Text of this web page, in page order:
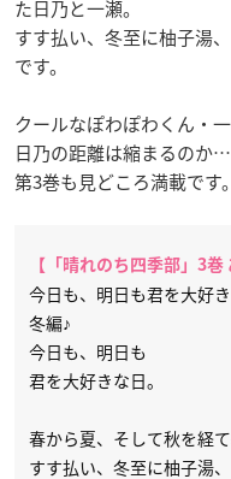
た日乃と一瀬。
すす払い、冬至に柚子湯
です。
クールなぽわぽわくん・
日乃の距離は縮まるのか
第3巻も見どころ満載です。
【「晴れのち四季部」3巻
今日も、明日も君を大好
冬編♪
今日も、明日も
君を大好きな日。
春から夏、そして秋を経
すす払い、冬至に柚子湯